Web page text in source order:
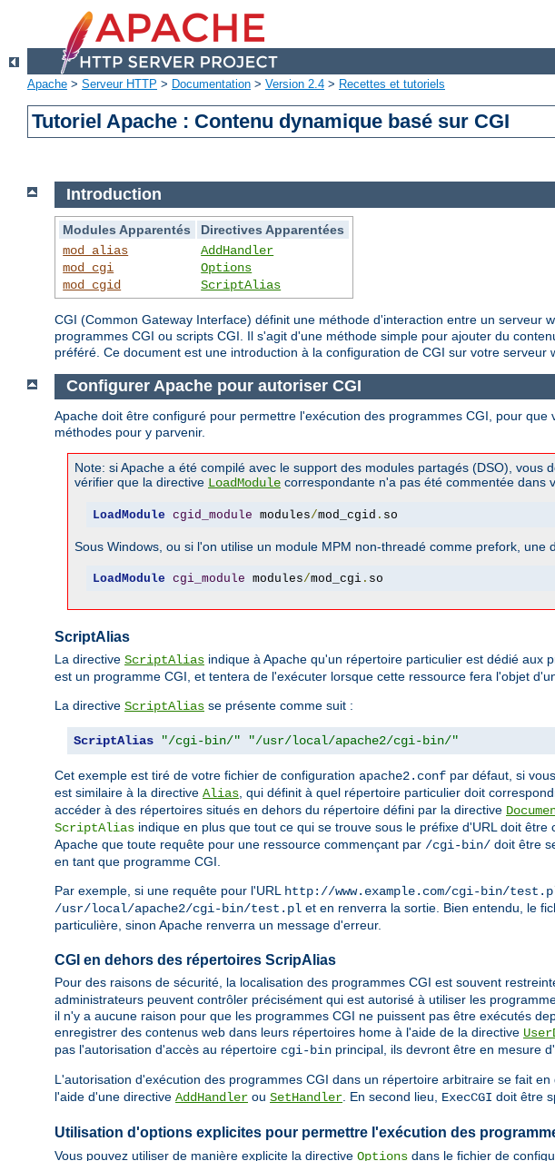
Apache > Serveur HTTP > Documentation > Version 2.4 > Recettes et tutoriels
Tutoriel Apache : Contenu dynamique basé sur CGI
Introduction
Modules Apparentés
Directives Apparentées
mod_alias
mod_cgi
mod_cgid
AddHandler
Options
ScriptAlias
CGI (Common Gateway Interface) définit une méthode d'interaction entre un
programmes CGI ou scripts CGI. Il s'agit d'une méthode simple pour ajouter du
préféré. Ce document est une introduction à la configuration de CGI sur votre serveur
Configurer Apache pour autoriser CGI
Apache doit être configuré pour permettre l'exécution des programmes CGI, pour
méthodes pour y parvenir.
Note: si Apache a été compilé avec le support des modules partagés (DSO),
vérifier que la directive LoadModule correspondante n'a pas été commentée dans
LoadModule cgid_module modules/mod_cgid . so
Sous Windows, ou si l'on utilise un module MPM non-threadé comme prefork, une
LoadModule cgi_module modules/mod_cgi. so
ScriptAlias
La directive ScriptAlias indique à Apache qu'un répertoire particulier est dédié aux
est un programme CGI, et tentera de l'exécuter lorsque cette ressource fera l'objet
La directive ScriptAlias se présente comme suit :
ScriptAlias "/cgi-bin/" "/usr/local/apache2/cgi-bin/"
Cet exemple est tiré de votre fichier de configuration apache2.conf par défaut, si
est similaire à la directive Alias, qui définit à quel répertoire particulier doit
accéder à des répertoires situés en dehors du répertoire défini par la directive
ScriptAlias indique en plus que tout ce qui se trouve sous le préfixe d'URL doit
Apache que toute requête pour une ressource commençant par /cgi-bin/ doit être
en tant que programme CGI.
Par exemple, si une requête pour l'URL http://www.example.com/cgi-bin/
/usr/local/apache2/cgi-bin/test.pl et en renverra la sortie. Bien entendu, le
particulière, sinon Apache renverra un message d'erreur.
CGI en dehors des répertoires ScripAlias
Pour des raisons de sécurité, la localisation des programmes CGI est souvent
administrateurs peuvent contrôler précisément qui est autorisé à utiliser les
il n'y a aucune raison pour que les programmes CGI ne puissent pas être exécutés
enregistrer des contenus web dans leurs répertoires home à l'aide de la directive
pas l'autorisation d'accès au répertoire cgi-bin principal, ils devront être en mesure
L'autorisation d'exécution des programmes CGI dans un répertoire arbitraire se fait
l'aide d'une directive AddHandler ou SetHandler. En second lieu, ExecCGI doit être
Utilisation d'options explicites pour permettre l'exécution des
Vous pouvez utiliser de manière explicite la directive Options dans le fichier de